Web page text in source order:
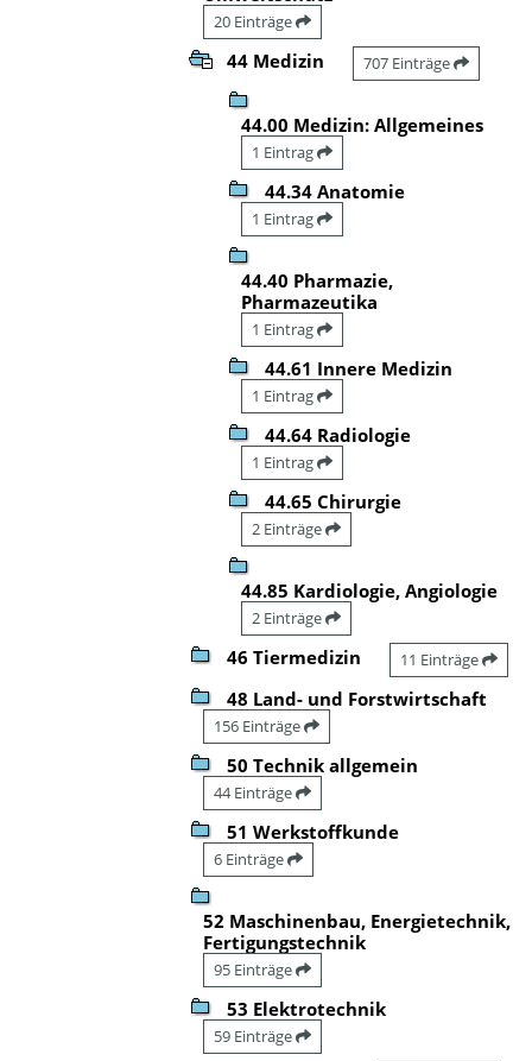
20 Einträge
44 Medizin 707 Einträge
44.00 Medizin: Allgemeines
1 Eintrag
44.34 Anatomie
1 Eintrag
44.40 Pharmazie,
Pharmazeutika
1 Eintrag
44.61 Innere Medizin
1 Eintrag
44.64 Radiologie
1 Eintrag
44.65 Chirurgie
2 Einträge
44.85 Kardiologie, Angiologie
2 Einträge
46 Tiermedizin 11 Einträge
48 Land- und Forstwirtschaft
156 Einträge
50 Technik allgemein
44 Einträge
51 Werkstoffkunde
6 Einträge
52 Maschinenbau, Energietechnik,
Fertigungstechnik
95 Einträge
53 Elektrotechnik
59 Einträge